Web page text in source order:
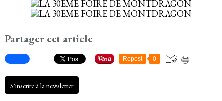
Partager cet article
Repost 0
S'inscrire à la newsletter